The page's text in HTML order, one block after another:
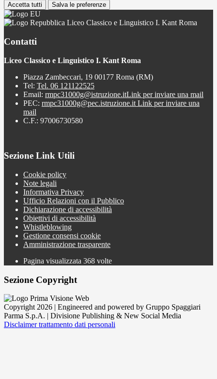
Accetta tutti Salva le preferenze
Liceo Classico e Linguistico I. Kant Roma
Contatti
Liceo Classico e Linguistico I. Kant Roma
Piazza Zambeccari, 19 00177 Roma (RM)
Tel: Tel. 06 121122525
Email: rmpc31000g@istruzione.itLink per inviare una mail
PEC: rmpc31000g@pec.istruzione.it Link per inviare una
mail
C.F.: 97006730580
Sezione Link Utili
Cookie policy
Note legali
Informativa Privacy
Ufficio Relazioni con il Pubblico
Dichiarazione di accessibilità
Obiettivi di accessibilità
Whistleblowing
Gestione consensi cookie
Amministrazione trasparente
Pagina visualizzata 368 volte
Sezione Copyright
Copyright 2026 | Engineered and powered by Gruppo Spaggiari
Parma S.p.A. | Divisione Publishing & New Social Media
Disclaimer trattamento dati personali